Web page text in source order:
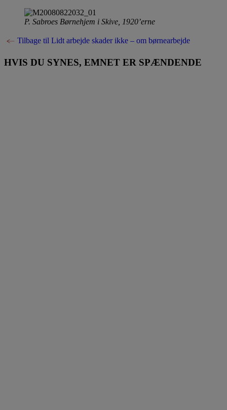
P. Sabroes Børnehjem i Skive, 1920’erne
Tilbage til Lidt arbejde skader ikke – om børnearbejde
HVIS DU SYNES, EMNET ER SPÆNDENDE